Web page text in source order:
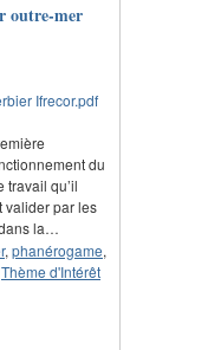
outre-mer
du
travail qu’il
valider par les
la…
, phanérogame,
Thème d'Intérêt